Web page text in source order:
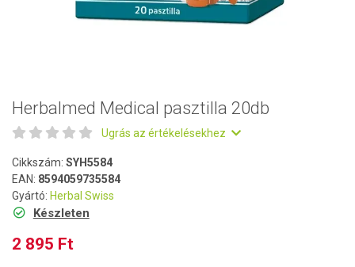
Herbalmed Medical pasztilla 20db
Ugrás az értékelésekhez
Cikkszám: SYH5584
EAN: 8594059735584
Gyártó: Herbal Swiss
Készleten
2 895 Ft